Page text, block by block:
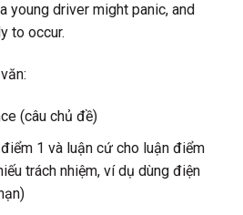
young driver might panic, and
to occur.
(câu chủ đề)
1 và luận cứ cho luận điểm
trách nhiệm, ví dụ dùng điện